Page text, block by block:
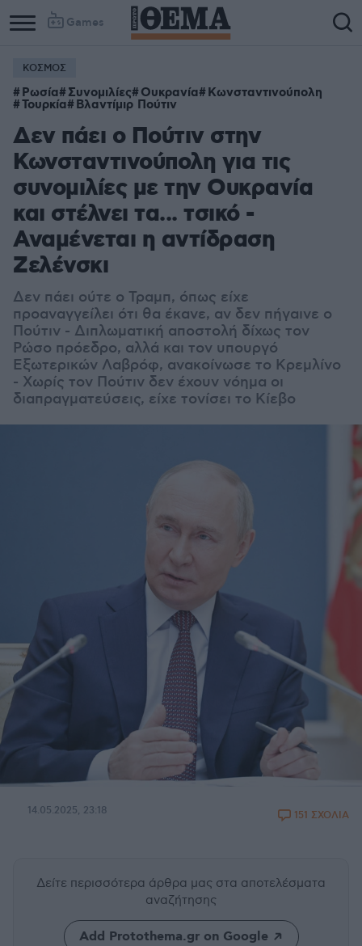
Games
ΚΟΣΜΟΣ
Ρωσία Συνομιλίες Ουκρανία Κωνσταντινούπολη
Τουρκία Βλαντίμιρ Πούτιν
Δεν πάει ο Πούτιν στην
Κωνσταντινούπολη για τις
συνομιλίες με την Ουκρανία
και στέλνει τα... τσικό -
Αναμένεται η αντίδραση
Ζελένσκι
Δεν πάει ούτε ο Τραμπ, όπως είχε
προαναγγείλει ότι θα έκανε, αν δεν πήγαινε ο
Πούτιν - Διπλωματική αποστολή δίχως τον
Ρώσο πρόεδρο, αλλά και τον υπουργό
Εξωτερικών Λαβρόφ, ανακοίνωσε το Κρεμλίνο
- Χωρίς τον Πούτιν δεν έχουν νόημα οι
διαπραγματεύσεις, είχε τονίσει το Κίεβο
14.05.2025, 23:18 151 ΣΧΟΛΙΑ
Δείτε περισσότερα άρθρα μας στα αποτελέσματα
αναζήτησης
Add Protothema.gr on Google